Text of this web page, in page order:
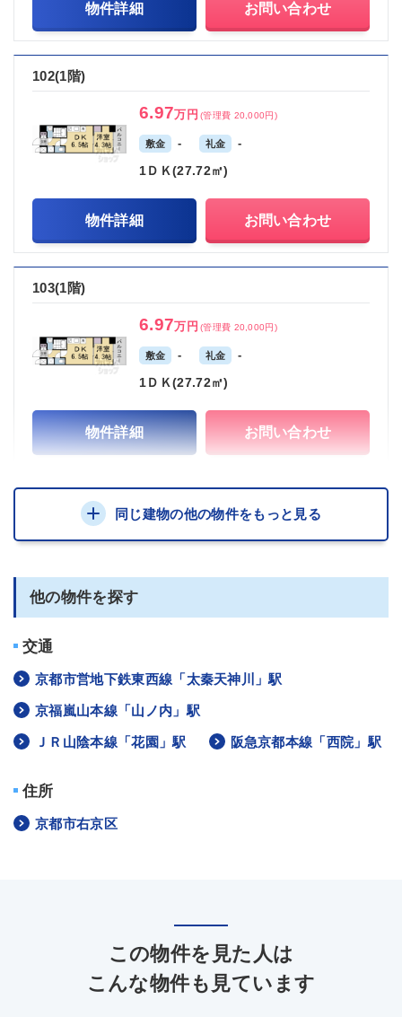
物件詳細 お問い合わせ
102(1階)
6.97万円 (管理費 20,000円)
敷金 - 礼金 -
1ＤＫ(27.72㎡)
物件詳細 お問い合わせ
103(1階)
6.97万円 (管理費 20,000円)
敷金 - 礼金 -
1ＤＫ(27.72㎡)
物件詳細 お問い合わせ
同じ建物の他の物件をもっと見る
他の物件を探す
交通
京都市営地下鉄東西線「太秦天神川」駅
京福嵐山本線「山ノ内」駅
ＪＲ山陰本線「花園」駅 阪急京都本線「西院」駅
住所
京都市右京区
この物件を見た人は
こんな物件も見ています